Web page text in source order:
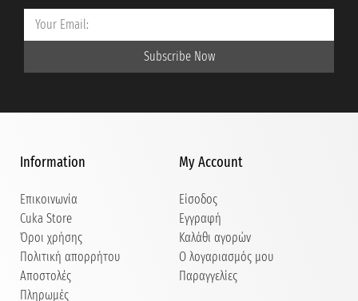
Subscribe Now
Information
Επικοινωνία
Cuka Store
Όροι χρήσης
Πολιτική απορρήτου
Αποστολές
Πληρωμές
My Account
Είσοδος
Εγγραφή
Καλάθι αγορών
Ο λογαριασμός μου
Παραγγελίες